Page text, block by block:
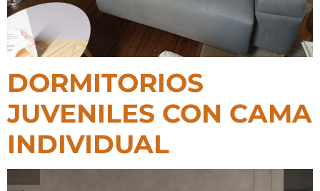
DORMITORIOS
JUVENILES CON CAMA
INDIVIDUAL